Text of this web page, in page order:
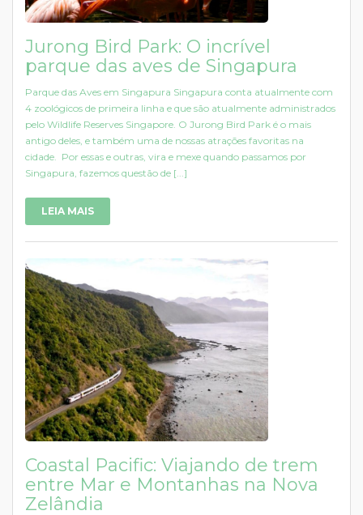
Jurong Bird Park: O incrível
parque das aves de Singapura
Parque das Aves em Singapura Singapura conta atualmente com
4 zoológicos de primeira linha e que são atualmente administrados
pelo Wildlife Reserves Singapore. O Jurong Bird Park é o mais
antigo deles, e também uma de nossas atrações favoritas na
cidade. Por essas e outras, vira e mexe quando passamos por
Singapura, fazemos questão de [...]
LEIA MAIS
Coastal Pacific: Viajando de trem
entre Mar e Montanhas na Nova
Zelândia